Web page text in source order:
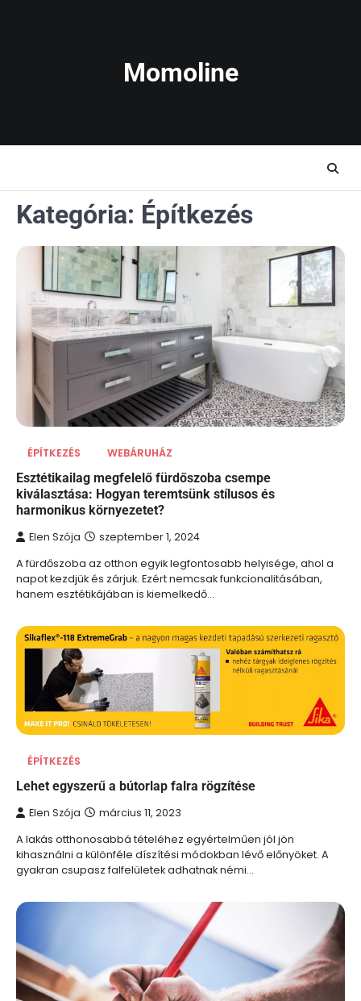
Momoline
Kategória: Építkezés
ÉPÍTKEZÉS WEBÁRUHÁZ
Esztétikailag megfelelő fürdőszoba csempe
kiválasztása: Hogyan teremtsünk stílusos és
harmonikus környezetet?
Elen Szója szeptember 1, 2024
A fürdőszoba az otthon egyik legfontosabb helyisége, ahol a
napot kezdjük és zárjuk. Ezért nemcsak funkcionalitásában,
hanem esztétikájában is kiemelkedő…
ÉPÍTKEZÉS
Lehet egyszerű a bútorlap falra rögzítése
Elen Szója március 11, 2023
A lakás otthonosabbá tételéhez egyértelműen jól jön
kihasználni a különféle díszítési módokban lévő előnyöket. A
gyakran csupasz falfelületek adhatnak némi…